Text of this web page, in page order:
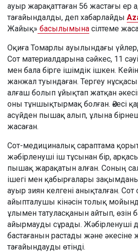
ауыр жарақаттаған 56 жастағы ер
тағайындалды, деп хабарлайды
Жайық» басылымына сілтеме
Оқиға Томарлы ауылындағы
Сот материалдарына сәйкес, 11
мен бала бірге ішімдік ішкен.
жанжал туындаған. Тергеу
алғаш болып ұйықтап жатқан
оны тұншықтырмақ болған. Әкесі
асүйден пышақ алып, ұлына
жасаған.
Сот-медициналық сараптама
жәбірленуші іш тұсынан бір,
пышақ жарақатын алған. Соның
ішегі мен қабырғалары
ауыр зиян келгені анықталған.
айыпталушы кінәсін толық
ұлымен татуласқанын айтып, өзін
айырмауды сұрады. Жәбірленуші
бастағанын растады және әкесіне
тағайындауды өтінді.